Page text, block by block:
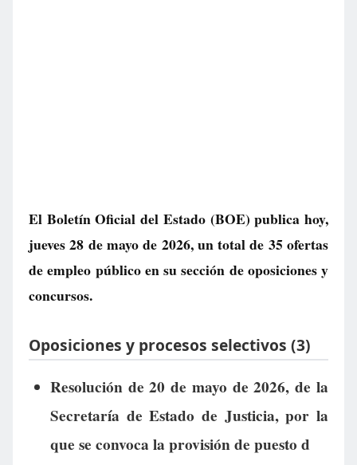
El Boletín Oficial del Estado (BOE) publica hoy,
jueves 28 de mayo de 2026, un total de 35 ofertas
de empleo públicoen su sección de oposiciones y
concursos.
Oposiciones y procesos selectivos (3)
Resolución de 20 de mayo de 2026, de la
Secretaría de Estado de Justicia, por la
que se convoca la provisión de puesto d